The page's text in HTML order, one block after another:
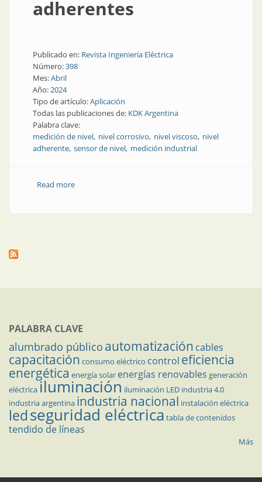
adherentes
Publicado en: Revista Ingeniería Eléctrica
Número:398
Mes:Abril
Año:2024
Tipo de artículo:Aplicación
Todas las publicaciones de: KDK Argentina
Palabra clave:
medición de nivel nivel corrosivo nivel viscoso nivel
adherente sensor de nivel medición industrial
Read moreabout Medición de nivel en medios viscosos,
PALABRA CLAVE
alumbrado público automatización cables
capacitación consumo eléctrico control eficiencia
energética energía solar energías renovables generación
eléctricailuminación iluminación LED industria 4.0
industria argentina industria nacional instalación eléctrica
ledseguridad eléctrica tabla de contenidos
tendido de líneas
Más